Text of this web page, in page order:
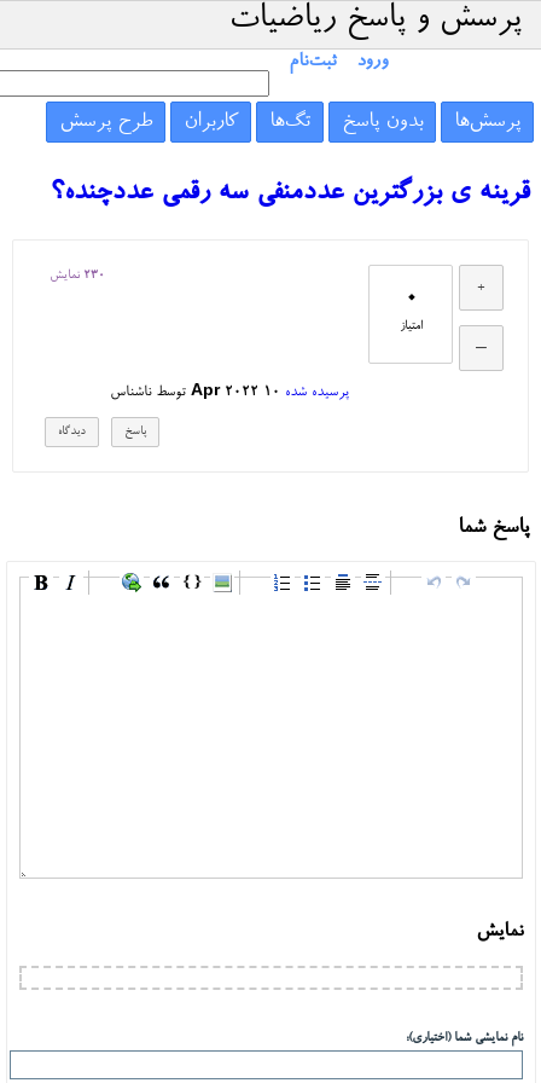
پرسش و پاسخ ریاضیات
ورود ثبت‌نام
پرسش‌ها بدون پاسخ تگ‌ها کاربران طرح پرسش
قرینه ی بزرگترین عددمنفی سه رقمی عددچنده؟
0
امتیاز
230 نمایش
پرسیده شده 10 Apr 2022 توسطناشناس
پاسخ شما
نمایش
نام نمایشی شما (اختیاری):